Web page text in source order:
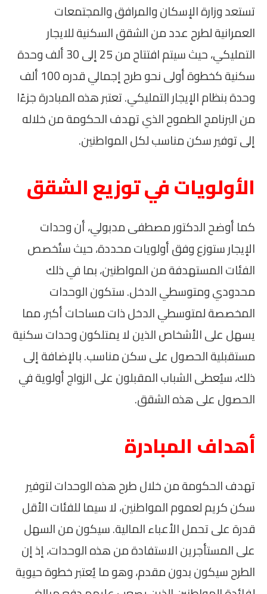
تستعد وزارة الإسكان والمرافق والمجتمعات
العمرانية لطرح عدد من الشقق السكنية للايجار
التمليكي، حيث سيتم افتتاح من 25 إلى 30 ألف وحدة
سكنية كخطوة أولى نحو طرح إجمالي قدره 100 ألف
وحدة بنظام الإيجار التمليكي. تعتبر هذه المبادرة جزءًا
من البرنامج الطموح الذي تهدف الحكومة من خلاله
إلى توفير سكن مناسب لكل المواطنين.
الأولويات في توزيع الشقق
كما أوضح الدكتور مصطفى مدبولي، أن وحدات
الإيجار ستوزع وفق أولويات محددة، حيث ستُخصص
الفئات المستهدفة من المواطنين، بما في ذلك
محدودي ومتوسطي الدخل. ستكون الوحدات
المخصصة لمتوسطي الدخل ذات مساحات أكبر، مما
يسهل على الأشخاص الذين لا يمتلكون وحدات سكنية
مستقبلية الحصول على سكن مناسب. بالإضافة إلى
ذلك، سيُعطى الشباب المقبلون على الزواج أولوية في
الحصول على هذه الشقق.
أهداف المبادرة
تهدف الحكومة من خلال طرح هذه الوحدات لتوفير
سكن كريم لعموم المواطنين، لا سيما للفئات الأقل
قدرة على تحمل الأعباء المالية. سيكون من السهل
على المستأجرين الاستفادة من هذه الوحدات، إذ إن
الطرح سيكون بدون مقدم، وهو ما يُعتبر خطوة حيوية